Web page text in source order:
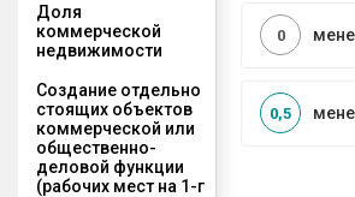
Доля
коммерческой
недвижимости
0
Создание отдельно
стоящих объектов
коммерческой или
общественно-
деловой функции
(рабочих мест на 1-г
0,5